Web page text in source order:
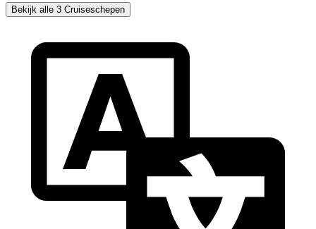
Bekijk alle 3 Cruiseschepen